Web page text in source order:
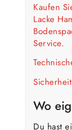
Kaufen
Lacke
Service.
Wo
Du hast